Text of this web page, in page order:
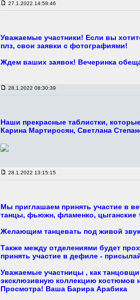
27.1.2022 14:58:46
Уважаемые участники! Если вы
плз, свои заявки с фотографиями!
Ждем ваших заявок! Вечеринка
28.1.2022 08:30:39
Наши прекрасные таблистки,
Карина Мартиросян, Светлана
28.1.2022 13:15:15
Мы приглашаем принять участие в
танцы, фьюжн, фламенко, цыганские
Желающим танцевать под живой
Также между отделениями будет
принять участие в дефиле -
Уважаемые участницы , как
эксклюзивную коллекцию костюмов
Просмотра! Ваша Барира Арабика